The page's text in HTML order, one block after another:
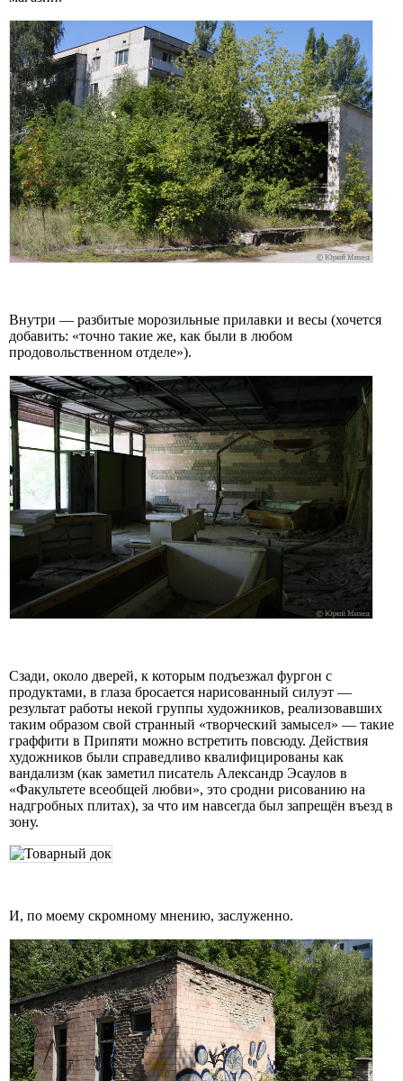
Внутри — разбитые морозильные прилавки и весы (хочется
добавить: «точно такие же, как были в любом
продовольственном отделе»).
Сзади, около дверей, к которым подъезжал фургон с
продуктами, в глаза бросается нарисованный силуэт —
результат работы некой группы художников, реализовавших
таким образом свой странный «творческий замысел» — такие
граффити в Припяти можно встретить повсюду. Действия
художников были справедливо квалифицированы как
вандализм (как заметил писатель Александр Эсаулов в
«Факультете всеобщей любви», это сродни рисованию на
надгробных плитах), за что им навсегда был запрещён въезд в
зону.
И, по моему скромному мнению, заслуженно.